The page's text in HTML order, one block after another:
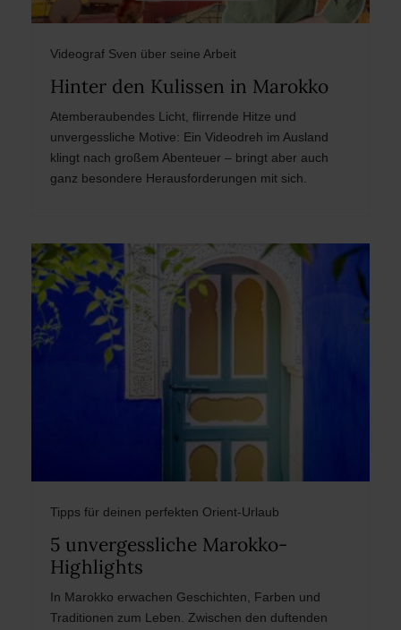
Videograf Sven über seine Arbeit
Hinter den Kulissen in Marokko
Atemberaubendes Licht, flirrende Hitze und
unvergessliche Motive: Ein Videodreh im Ausland
klingt nach großem Abenteuer – bringt aber auch
ganz besondere Herausforderungen mit sich.
Tipps für deinen perfekten Orient-Urlaub
5 unvergessliche Marokko-
Highlights
In Marokko erwachen Geschichten, Farben und
Traditionen zum Leben. Zwischen den duftenden